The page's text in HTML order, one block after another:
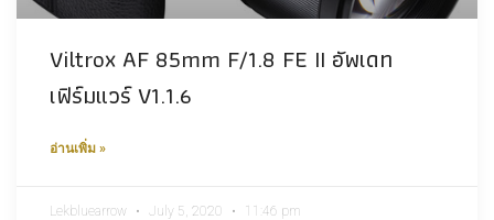
Viltrox AF 85mm F/1.8 FE II อัพเดท
เฟิร์มแวร์ V1.1.6
อ่านเพิ่ม »
Lekbluearrow July 5, 2020 11:46 pm